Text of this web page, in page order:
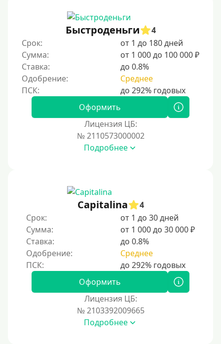
Быстроденьги
4
Срок:
от 1 до 180 дней
Сумма:
от 1 000 до 100 000 ₽
Ставка:
до 0.8%
Одобрение:
Среднее
Оформить
Лицензия ЦБ:
№ 2110573000002
Подробнее
Capitalina
4
Срок:
от 1 до 30 дней
Сумма:
от 1 000 до 30 000 ₽
Ставка:
до 0.8%
Одобрение:
Среднее
Оформить
Лицензия ЦБ:
№ 2103392009665
Подробнее